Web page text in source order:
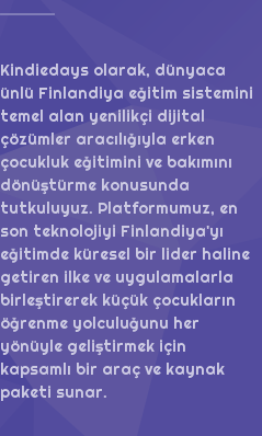
Kindiedays olarak, dünyaca
ünlü Finlandiya eğitim sistemini
temel alan yenilikçi dijital
çözümler aracılığıyla erken
çocukluk eğitimini ve bakımını
dönüştürme konusunda
tutkuluyuz. Platformumuz, en
son teknolojiyi Finlandiya'yı
eğitimde küresel bir lider haline
getiren ilke ve uygulamalarla
birleştirerek küçük çocukların
öğrenme yolculuğunu her
yönüyle geliştirmek için
kapsamlı bir araç ve kaynak
paketi sunar.